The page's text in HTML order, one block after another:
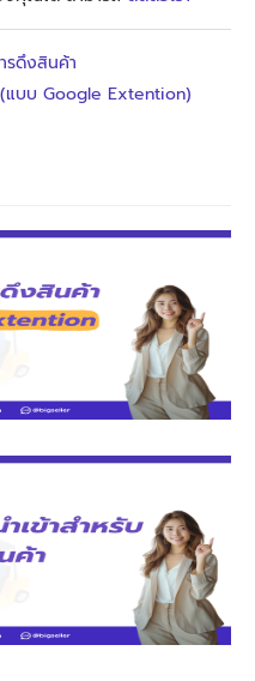
บบ Google Extention)
รดึงสินค้า